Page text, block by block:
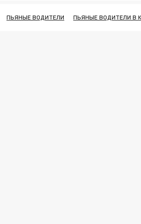
ПЬЯНЫЕ ВОДИТЕЛИ ПЬЯНЫЕ ВОДИТЕЛИ В